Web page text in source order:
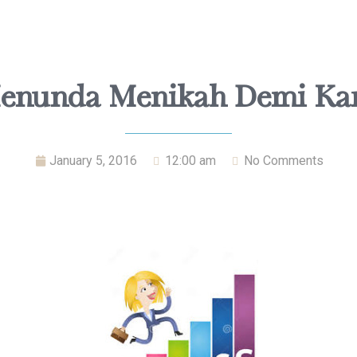
Menikah Demi
January 5, 2016 12:00 am No Comments